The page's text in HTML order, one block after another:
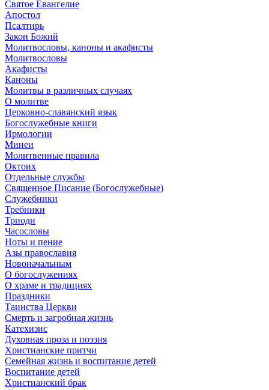
Святое Евангелие
Апостол
Псалтирь
Закон Божий
Молитвословы, каноны и акафисты
Молитвословы
Акафисты
Каноны
Молитвы в различных случаях
О молитве
Церковно-славянский язык
Богослужебные книги
Ирмологии
Минеи
Молитвенные правила
Октоих
Отдельные службы
Священное Писание (Богослужебные)
Служебники
Требники
Триоди
Часословы
Ноты и пение
Азы православия
Новоначальным
О богослужениях
О храме и традициях
Праздники
Таинства Церкви
Смерть и загробная жизнь
Катехизис
Духовная проза и поэзия
Христианские притчи
Семейная жизнь и воспитание детей
Воспитание детей
Христианский брак